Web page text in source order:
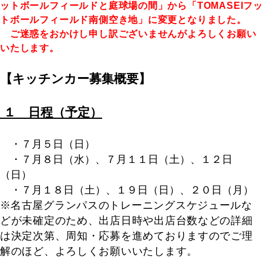
ットボールフィールドと庭球場の間」から「TOMASEIフッ
トボールフィールド南側空き地」に変更となりました。
ご迷惑をおかけし申し訳ございませんがよろしくお願い
いたします。
【キッチンカー募集概要】
１ 日程（予定）
・７月５日（日）
・７月８日（水）、７月１１日（土）、１２日
（日）
・７月１８日（土）、１９日（日）、２０日（月）
※名古屋グランパスのトレーニングスケジュールな
どが未確定のため、出店日時や出店台数などの詳細
は決定次第、周知・応募を進めておりますのでご理
解のほど、よろしくお願いいたします。